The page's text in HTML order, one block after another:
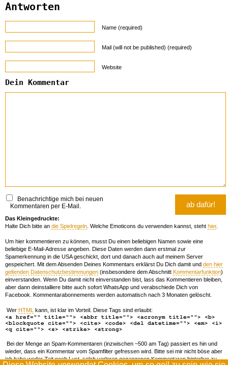
Antworten
Name (required)
Mail (will not be published) (required)
Website
Dein Kommentar
Benachrichtige mich bei neuen
Kommentaren per E-Mail.
Das Kleingedruckte:
Halte Dich bitte an die Spielregeln . Welche Emoticons du verwenden kannst, steht hier.
Um hier kommentieren zu können, musst Du einen beliebigen Namen sowie eine
beliebige E-Mail-Adresse angeben. Diese Daten werden dann erstmal zur
Spamerkennung in die USA geschickt, dort und danach auch auf meinem Server
gespeichert. Mit dem Absenden Deines Kommentars erklärst Du Dich damit und den hier
geltenden Datenschutzbestimmungen (insbesondere dem Abschnitt Kommentarfunktion)
einverstanden. Wenn Du damit nicht einverstanden bist, lass das Kommentieren bleiben,
aber dann deinstalliere bitte auch sofort WhatsApp und verabschiede Dich von
Facebook. Kommentarabonnements werden automatisch nach 3 Monaten gelöscht.
Wer HTML kann, ist klar im Vorteil. Diese Tags sind erlaubt:
<a href="" title=""> <abbr title=""> <acronym title=""> <b>
<blockquote cite=""> <cite> <code> <del datetime=""> <em> <i>
<q cite=""> <s> <strike> <strong>
Bei der Menge an Spam-Kommentaren (inzwischen ~500 am Tag) passiert es hin und
wieder, dass ein Kommentar vom Spamfilter gefressen wird. Bitte sei mir nicht böse aber
ich habe weder Zeit noch Lust, solch verloren gegangenen Kommentaren hinterher zu